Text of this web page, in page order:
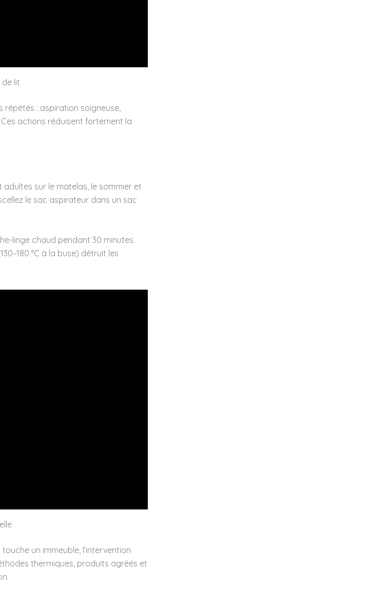
lit
répétés : aspiration soigneuse,
actions réduisent fortement la
sur le matelas, le sommier et
le sac aspirateur dans un sac
linge chaud pendant 30 minutes.
°C à la buse) détruit les
un immeuble, l’intervention
thermiques, produits agréés et